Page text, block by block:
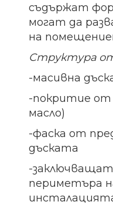
съдържат
могат да
на
Структура
-масивна
-покритие от
масло)
-фаска от
дъската
-
периметъра